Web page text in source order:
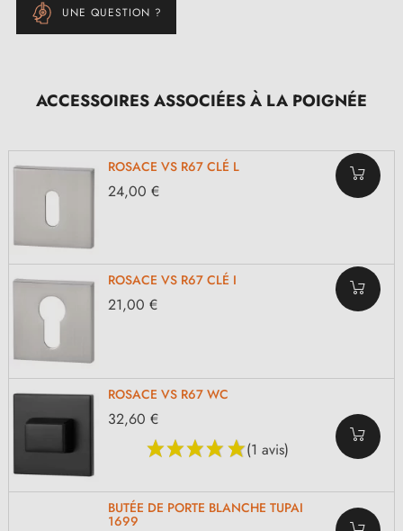
UNE QUESTION ?
ACCESSOIRES ASSOCIÉES À LA POIGNÉE
ROSACE VS R67 CLÉ L
24,00 €
ROSACE VS R67 CLÉ I
21,00 €
ROSACE VS R67 WC
(1 avis)
32,60 €
BUTÉE DE PORTE BLANCHE TUPAI
1699